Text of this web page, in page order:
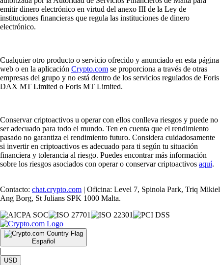
emitir dinero electrónico en virtud del anexo III de la Ley de
instituciones financieras que regula las instituciones de dinero
electrónico.
Cualquier otro producto o servicio ofrecido y anunciado en esta página
web o en la aplicación Crypto.com se proporciona a través de otras
empresas del grupo y no está dentro de los servicios regulados de Foris
DAX MT Limited o Foris MT Limited.
Conservar criptoactivos u operar con ellos conlleva riesgos y puede no
ser adecuado para todo el mundo. Ten en cuenta que el rendimiento
pasado no garantiza el rendimiento futuro. Considera cuidadosamente
si invertir en criptoactivos es adecuado para ti según tu situación
financiera y tolerancia al riesgo. Puedes encontrar más información
sobre los riesgos asociados con operar o conservar criptoactivos aquí.
Contacto: chat.crypto.com | Oficina: Level 7, Spinola Park, Triq Mikiel
Ang Borg, St Julians SPK 1000 Malta.
Español
|
USD